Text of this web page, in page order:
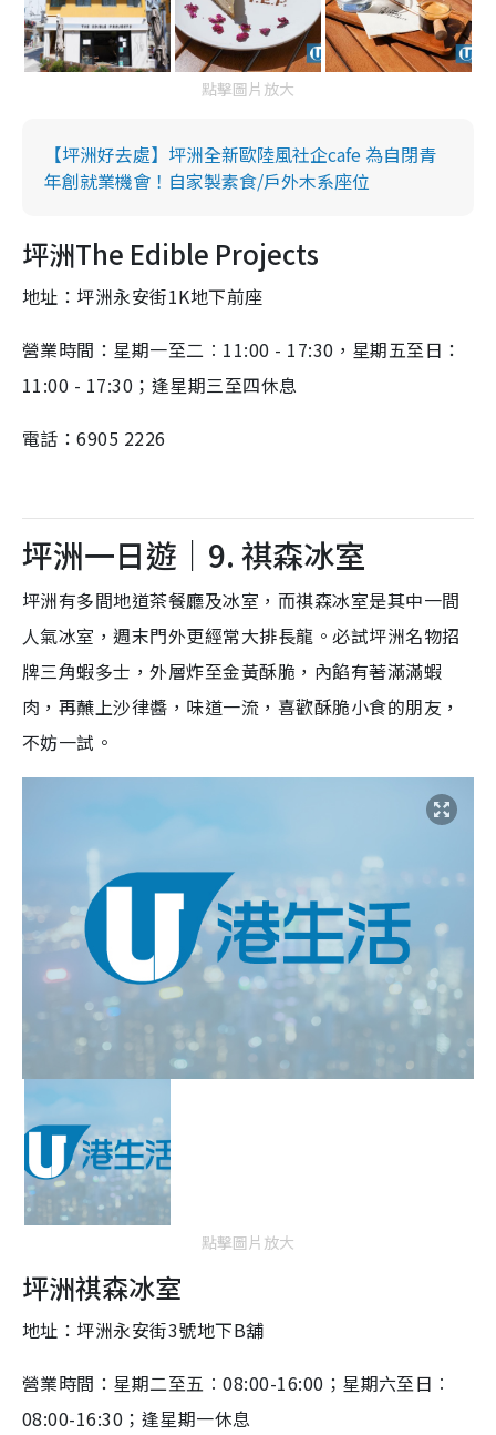
點擊圖片放大
【坪洲好去處】坪洲全新歐陸風社企cafe 為自閉青
年創就業機會！自家製素食/戶外木系座位
坪洲The Edible Projects
地址：坪洲永安街1K地下前座
營業時間：星期一至二︰11:00 - 17:30，星期五至日：
11:00 - 17:30；逢星期三至四休息
電話：6905 2226
坪洲一日遊｜9. 祺森冰室
坪洲有多間地道茶餐廳及冰室，而祺森冰室是其中一間
人氣冰室，週末門外更經常大排長龍。必試坪洲名物招
牌三角蝦多士，外層炸至金黃酥脆，內餡有著滿滿蝦
肉，再蘸上沙律醬，味道一流，喜歡酥脆小食的朋友，
不妨一試。
點擊圖片放大
坪洲祺森冰室
地址：坪洲永安街3號地下B舖
營業時間：星期二至五︰08:00-16:00；星期六至日︰
08:00-16:30；逢星期一休息